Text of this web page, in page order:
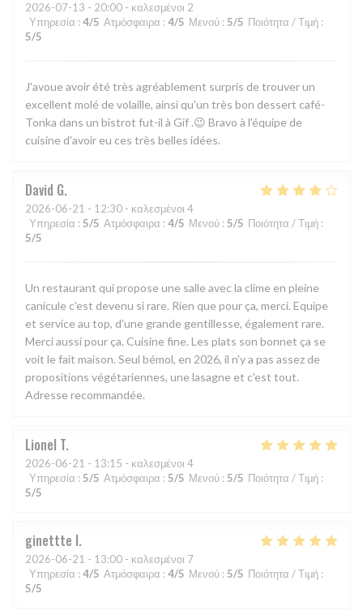
2026-07-13 - 20:00 - καλεσμένοι 2
Υπηρεσία : 4/5 Ατμόσφαιρα : 4/5 Μενού : 5/5 Ποιότητα / Τιμή :
5/5
J'avoue avoir été très agréablement surpris de trouver un
excellent molé de volaille, ainsi qu'un très bon dessert café-
Tonka dans un bistrot fut-il à Gif .😉 Bravo à l'équipe de
cuisine d'avoir eu ces très belles idées.
David G
2026-06-21 - 12:30 - καλεσμένοι 4
Υπηρεσία : 5/5 Ατμόσφαιρα : 4/5 Μενού : 5/5 Ποιότητα / Τιμή :
5/5
Un restaurant qui propose une salle avec la clime en pleine
canicule c'est devenu si rare. Rien que pour ça, merci. Equipe
et service au top, d'une grande gentillesse, également rare.
Merci aussi pour ça. Cuisine fine. Les plats son bonnet ça se
voit le fait maison. Seul bémol, en 2026, il n'y a pas assez de
propositions végétariennes, une lasagne et c'est tout.
Adresse recommandée.
Lionel T
2026-06-21 - 13:15 - καλεσμένοι 4
Υπηρεσία : 5/5 Ατμόσφαιρα : 5/5 Μενού : 5/5 Ποιότητα / Τιμή :
5/5
ginettte I
2026-06-21 - 13:00 - καλεσμένοι 7
Υπηρεσία : 4/5 Ατμόσφαιρα : 4/5 Μενού : 5/5 Ποιότητα / Τιμή :
5/5